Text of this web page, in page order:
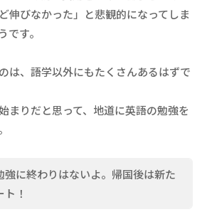
伸びなかった」と悲観的になってしま
です。
は、語学以外にもたくさんあるはずで
まりだと思って、地道に英語の勉強を
強に終わりはないよ。帰国後は新た
！